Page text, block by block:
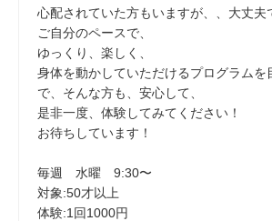
心配されていた方もいますが、、大丈夫
ご自分のペースで、
ゆっくり、楽しく、
身体を動かしていただけるプログラムを
で、そんな方も、安心して、
是非一度、体験してみてください！
お待ちしています！
毎週 水曜 9:30〜
対象:50才以上
体験:1回1000円